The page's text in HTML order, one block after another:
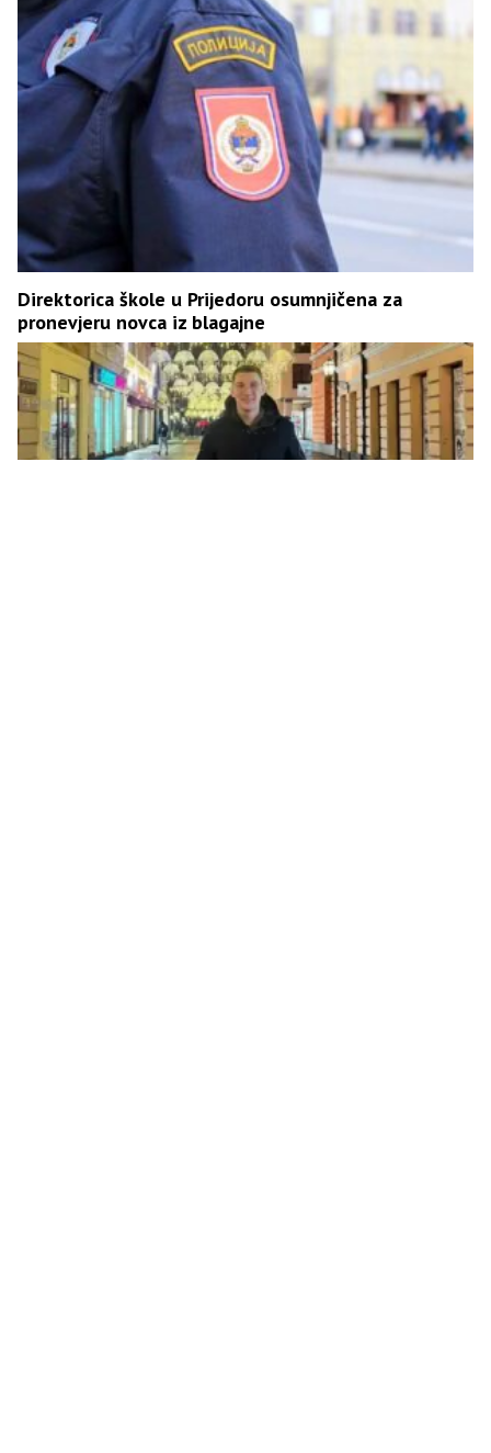
Direktorica škole u Prijedoru osumnjičena za
pronevjeru novca iz blagajne